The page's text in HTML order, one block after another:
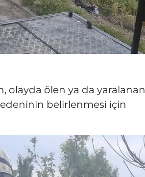
olayda ölen ya da yaralanan
belirlenmesi için